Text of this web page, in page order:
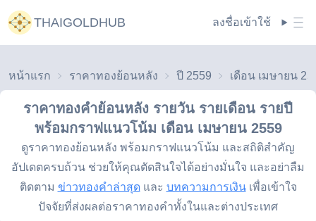
THAIGOLDHUB ลงชื่อเข้าใช้
หน้าแรก ราคาทองย้อนหลัง ปี 2559 เดือน เมษายน
ราคาทองคำย้อนหลัง รายวัน รายเดือน รายปี
พร้อมกราฟแนวโน้ม เดือน เมษายน 2559
ดูราคาทองย้อนหลัง พร้อมกราฟแนวโน้ม และสถิติสำคัญ
อัปเดตครบถ้วน ช่วยให้คุณตัดสินใจได้อย่างมั่นใจ และอย่าลืม
ติดตาม ข่าวทองคำล่าสุด และ บทความการเงิน เพื่อเข้าใจ
ปัจจัยที่ส่งผลต่อราคาทองคำทั้งในและต่างประเทศ